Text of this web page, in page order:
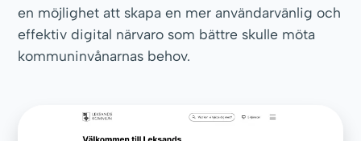
en möjlighet att skapa en mer användarvänlig och
effektiv digital närvaro som bättre skulle möta
kommuninvånarnas behov.